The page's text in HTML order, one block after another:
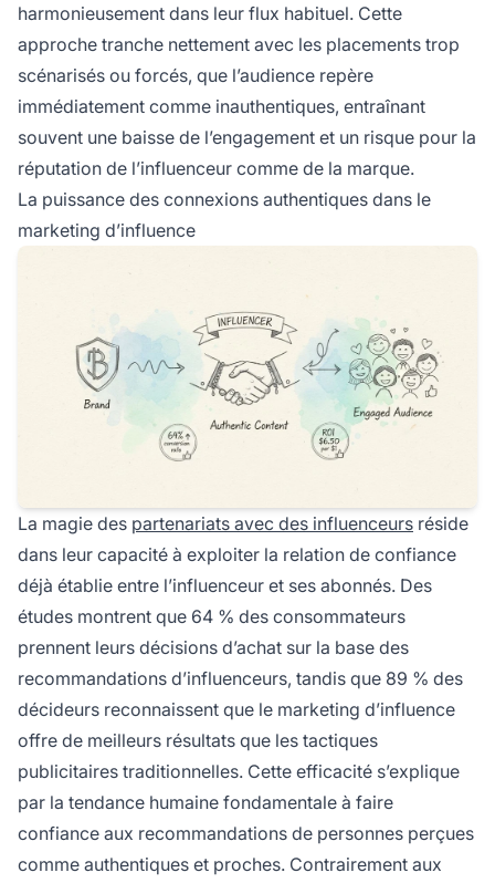
harmonieusement dans leur flux habituel. Cette
approche tranche nettement avec les placements trop
scénarisés ou forcés, que l’audience repère
immédiatement comme inauthentiques, entraînant
souvent une baisse de l’engagement et un risque pour la
réputation de l’influenceur comme de la marque.
La puissance des connexions authentiques dans le
marketing d’influence
La magie des partenariats avec des influenceurs réside
dans leur capacité à exploiter la relation de confiance
déjà établie entre l’influenceur et ses abonnés. Des
études montrent que 64 % des consommateurs
prennent leurs décisions d’achat sur la base des
recommandations d’influenceurs, tandis que 89 % des
décideurs reconnaissent que le marketing d’influence
offre de meilleurs résultats que les tactiques
publicitaires traditionnelles. Cette efficacité s’explique
par la tendance humaine fondamentale à faire
confiance aux recommandations de personnes perçues
comme authentiques et proches. Contrairement aux